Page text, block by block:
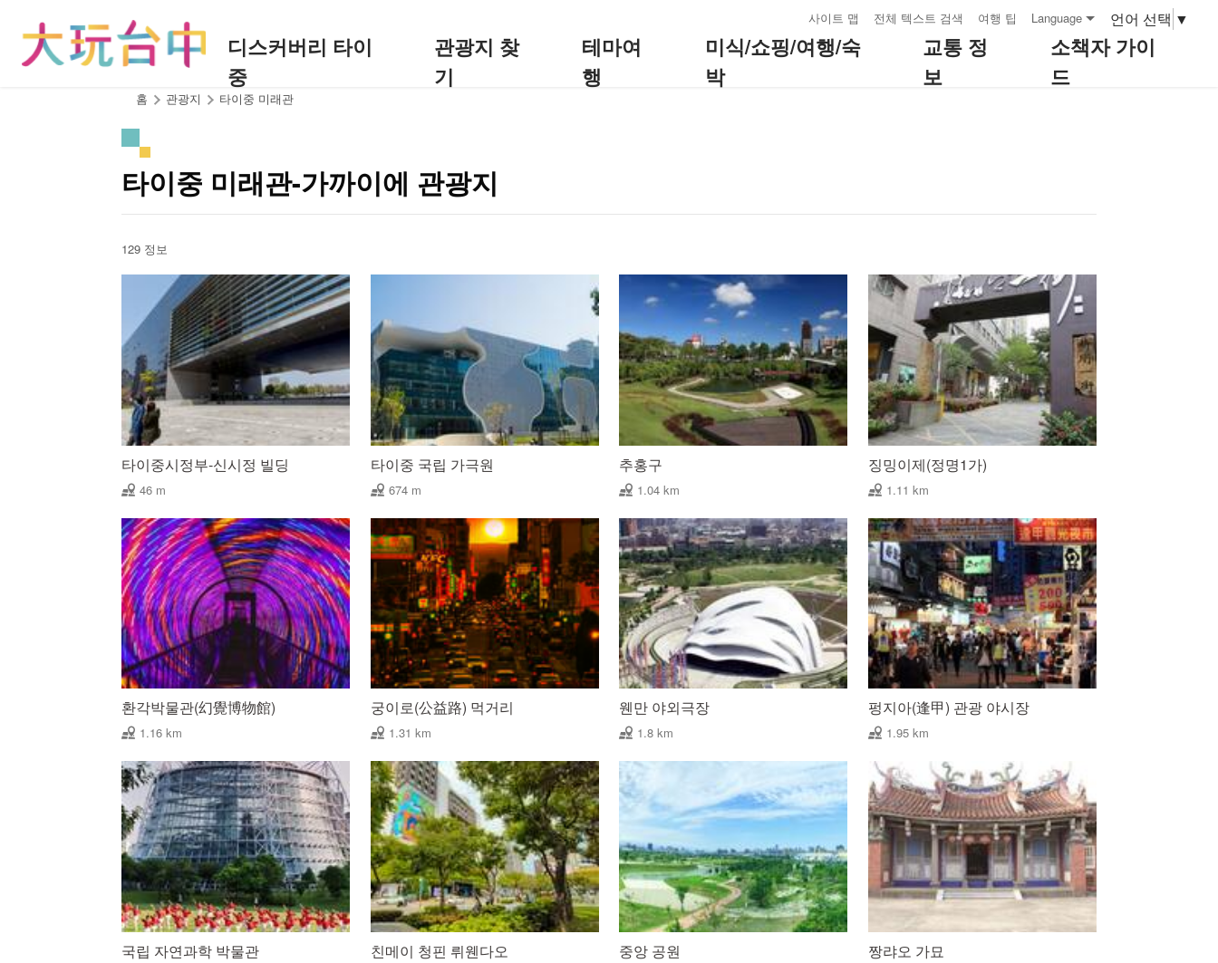
사이트 맵 전체 텍스트 검색 여행 팁 Language 언어 선택 ▼
디스커버리 타이
중
관광지 찾
기
테마여
행
미식/쇼핑/여행/숙
박
교통 정
보
소책자 가이
드
홈 관광지 타이중 미래관
타이중 미래관-가까이에 관광지
129 정보
타이중시정부-신시정 빌딩
46 m
타이중 국립 가극원
674 m
추홍구
1.04 km
징밍이제(정명1가)
1.11 km
환각박물관(幻覺博物館)
1.16 km
궁이로(公益路) 먹거리
1.31 km
웬만 야외극장
1.8 km
펑지아(逢甲) 관광 야시장
1.95 km
국립 자연과학 박물관 친메이 청핀 뤼웬다오 중앙 공원 짱랴오 가묘